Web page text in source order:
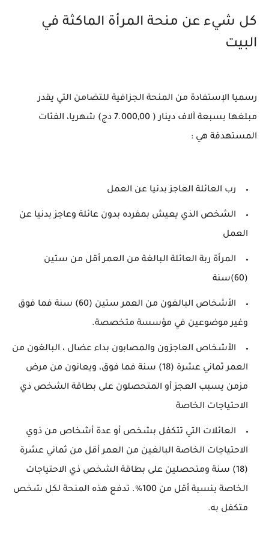
كل شيء عن منحة المرأة الماكثة في
البيت
رسميا الإستفادة من المنحة الجزافية للتضامن التي يقدر
مبلغها بسبعة آلاف دينار ( 7.000,00 دج) شهريا، الفئات
المستهدفة هي :
رب العائلة العاجز بدنيا عن العمل
الشخص الذي يعيش بمفرده بدون عائلة وعاجز بدنيا عن
العمل
المرأة ربة العائلة البالغة من العمر أقل من ستين
(60)سنة
الأشخاص البالغون من العمر ستين (60) سنة فما فوق
وغير موضوعين في مؤسسة متخصصة.
الأشخاص العاجزون والمصابون بداء عضال ، البالغون من
العمر ثماني عشرة (18) سنة فما فوق، ويعانون من مرض
مزمن يسبب العجز أو المتحصلون على بطاقة الشخص ذي
الاحتياجات الخاصة
العائلات التي تتكفل بشخص أو عدة أشخاص من ذوي
الاحتياجات الخاصة البالغين من العمر أقل من ثماني عشرة
(18) سنة ومتحصلين على بطاقة الشخص ذي الاحتياجات
الخاصة بنسبة أقل من 100%. تدفع هذه المنحة لكل شخص
متكفل به.